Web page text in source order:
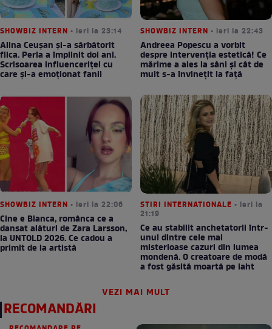
SHOWBIZ INTERN • ieri la 23:14
Alina Ceușan și-a sărbătorit
fiica. Perla a împlinit doi ani.
Scrisoarea influenceriței cu
care și-a emoționat fanii
SHOWBIZ INTERN • ieri la 22:43
Andreea Popescu a vorbit
despre intervenția estetică! Ce
mărime a ales la sâni și cât de
mult s-a învinețit la față
SHOWBIZ INTERN • ieri la 22:06
Cine e Bianca, românca ce a
dansat alături de Zara Larsson,
la UNTOLD 2026. Ce cadou a
primit de la artistă
STIRI INTERNATIONALE • ieri la
21:19
Ce au stabilit anchetatorii într-
unul dintre cele mai
misterioase cazuri din lumea
mondenă. O creatoare de modă
a fost găsită moartă pe iaht
VEZI MAI MULT
RECOMANDĂRI